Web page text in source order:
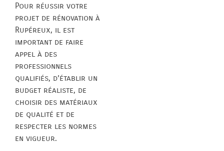
Pour réussir votre
projet de rénovation à
Rupéreux, il est
important de faire
appel à des
professionnels
qualifiés, d’établir un
budget réaliste, de
choisir des matériaux
de qualité et de
respecter les normes
en vigueur.